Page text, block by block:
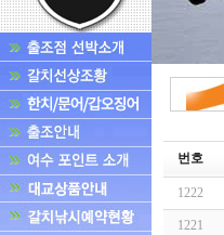
번호
1222
1221